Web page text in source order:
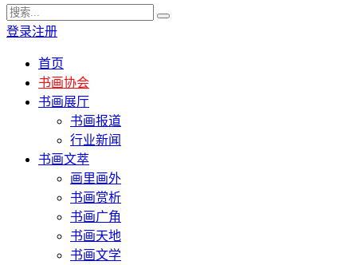
登录注册
首页
书画协会
书画展厅
书画报道
行业新闻
书画文萃
画里画外
书画赏析
书画广角
书画天地
书画文学